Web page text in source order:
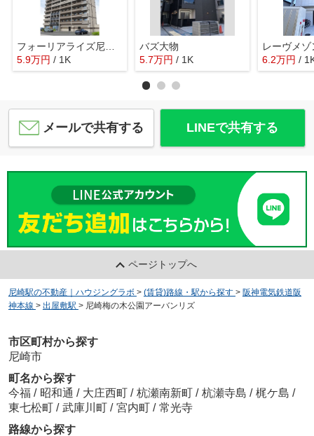
フォーリアライズ尼崎エラン
5.9万円 / 1K
バズ大物
5.7万円 / 1K
レーヴメ
6.2万円 /
メールで共有する LINEで共有する
ページトップへ
尼崎駅の不動産｜ハウジングラボ > (賃貸)路線・駅から探す > 阪神電気鉄道阪
神本線 > 出屋敷駅 > 尼崎梅の木公園アーバンリズ
市区町村から探す
尼崎市
町名から探す
今福 / 昭和通 / 大庄西町 / 杭瀬南新町 / 杭瀬寺島 / 梶ケ島 /
東七松町 / 武庫川町 / 宮内町 / 常光寺
路線から探す